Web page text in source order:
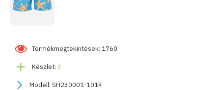
Készlet: 3
Modell: SH230001-1014
Termékmegtekintések: 1760